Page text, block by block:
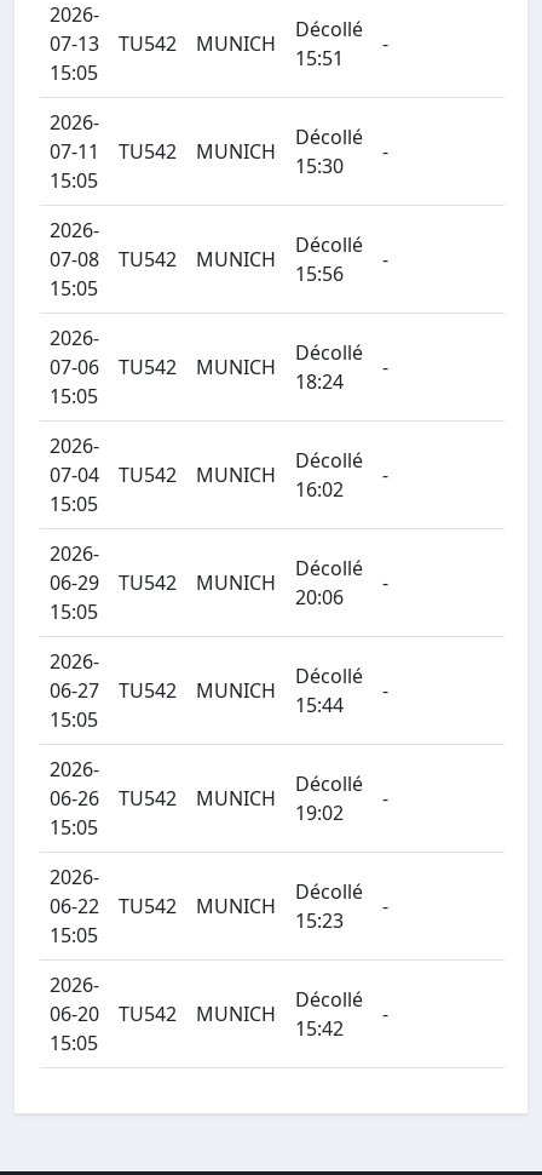
2026-
07-13
15:05
TU542 MUNICH
Décollé
15:51
-
2026-
07-11
15:05
TU542 MUNICH
Décollé
15:30
-
2026-
07-08
15:05
TU542 MUNICH
Décollé
15:56
-
2026-
07-06
15:05
TU542 MUNICH
Décollé
18:24
-
2026-
07-04
15:05
TU542 MUNICH
Décollé
16:02
-
2026-
06-29
15:05
TU542 MUNICH
Décollé
20:06
-
2026-
06-27
15:05
TU542 MUNICH
Décollé
15:44
-
2026-
06-26
15:05
TU542 MUNICH
Décollé
19:02
-
2026-
06-22
15:05
TU542 MUNICH
Décollé
15:23
-
2026-
06-20
15:05
TU542 MUNICH
Décollé
15:42
-